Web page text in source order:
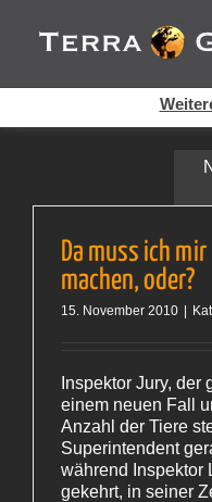
Inhalt
springen
Da muss ich
machen, oder?
15. November 2010
Inspektor Jury, der
einem neuen Fall
Anzahl der Tiere
Superintendent
während Inspektor
gekehrt, in seiner
Cookies helfen auf auf
Dienste. Durch die